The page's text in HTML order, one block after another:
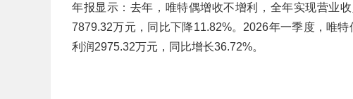
年报显示：去年，唯特偶增收不增利，全年实现营业
7879.32万元，同比下降11.82%。2026年一季度，唯
利润2975.32万元，同比增长36.72%。